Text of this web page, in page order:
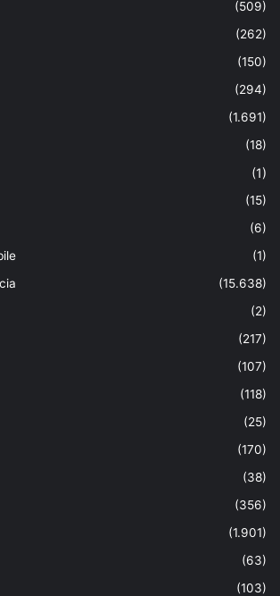
(509)
(262)
(150)
(294)
(1.691)
(18)
(1)
(15)
(6)
(1)
(15.638)
(2)
(217)
(107)
(118)
(25)
(170)
(38)
(356)
(1.901)
(63)
(103)